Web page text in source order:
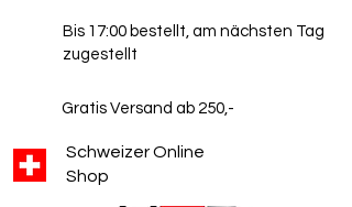
Schweizer Online
Shop
Bis 17:00 bestellt, am nächsten Tag
zugestellt
Gratis Versand ab 250,-